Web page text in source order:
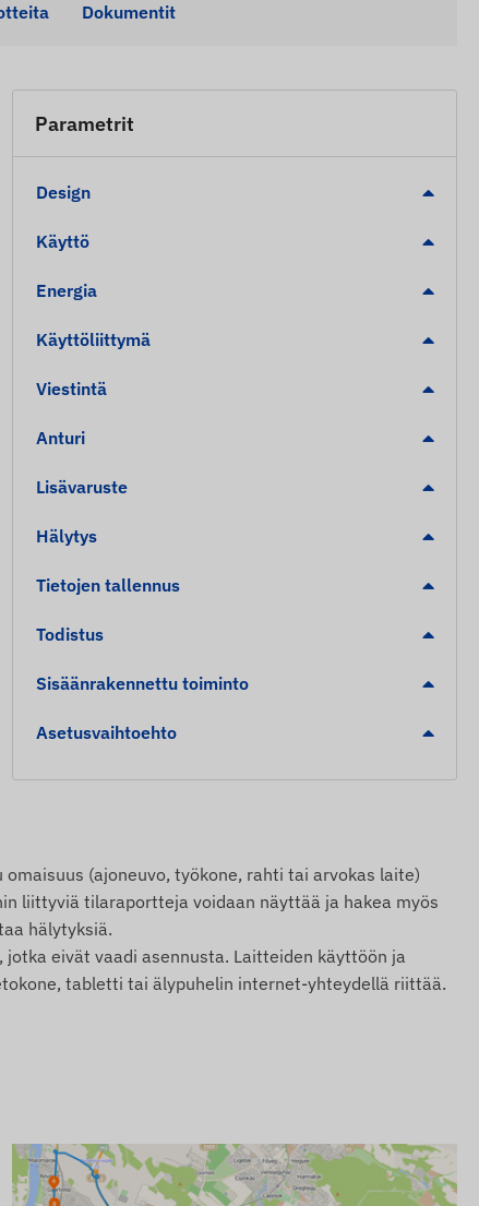
Dokumentit
Parametrit
Design
Käyttö
Energia
Käyttöliittymä
Viestintä
Anturi
Lisävaruste
Hälytys
Tietojen tallennus
Todistus
Sisäänrakennettu toiminto
Asetusvaihtoehto
(ajoneuvo, työkone, rahti tai arvokas laite)
liittyviä tilaraportteja voidaan näyttää ja hakea myös
hälytyksiä.
eivät vaadi asennusta. Laitteiden käyttöön ja
tabletti tai älypuhelin internet-yhteydellä riittää.